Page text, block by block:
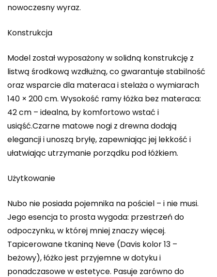
nowoczesny wyraz.
Konstrukcja
Model został wyposażony w solidną konstrukcję z
listwą środkową wzdłużną, co gwarantuje stabilność
oraz wsparcie dla materaca i stelaża o wymiarach
140 × 200 cm. Wysokość ramy łóżka bez materaca:
42 cm – idealna, by komfortowo wstać i
usiąść.Czarne matowe nogi z drewna dodają
elegancji i unoszą bryłę, zapewniając jej lekkość i
ułatwiając utrzymanie porządku pod łóżkiem.
Użytkowanie
Nubo nie posiada pojemnika na pościel – i nie musi.
Jego esencja to prosta wygoda: przestrzeń do
odpoczynku, w której mniej znaczy więcej.
Tapicerowane tkaniną Neve (Davis kolor 13 –
beżowy), łóżko jest przyjemne w dotyku i
ponadczasowe w estetyce. Pasuje zarówno do